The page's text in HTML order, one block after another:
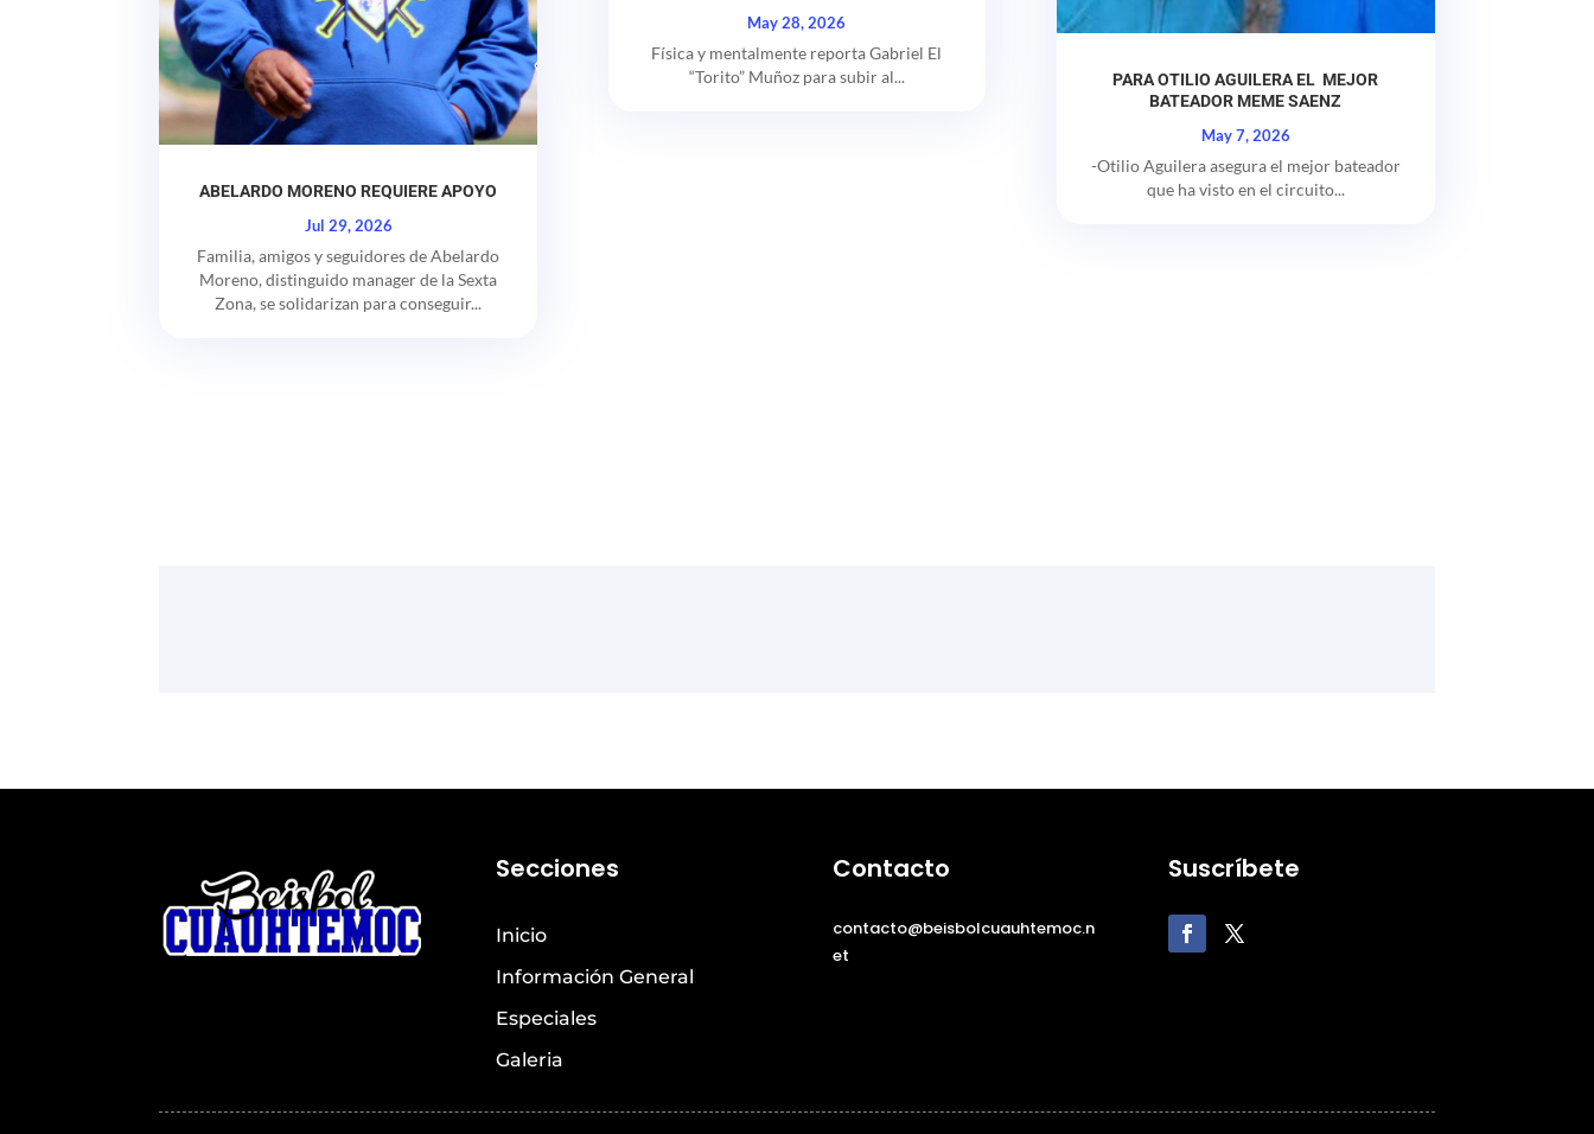
ABELARDO MORENO REQUIERE APOYO
Jul 29, 2026
Familia, amigos y seguidores de Abelardo
Moreno, distinguido manager de la Sexta
Zona, se solidarizan para conseguir...
May 28, 2026
Física y mentalmente reporta Gabriel El
“Torito” Muñoz para subir al...
PARA OTILIO AGUILERA EL MEJOR
BATEADOR MEME SAENZ
May 7, 2026
-Otilio Aguilera asegura el mejor bateador
que ha visto en el circuito...
Secciones
Inicio
Información General
Especiales
Galeria
Contacto
contacto@beisbolcuauhtemoc.n
et
Suscríbete